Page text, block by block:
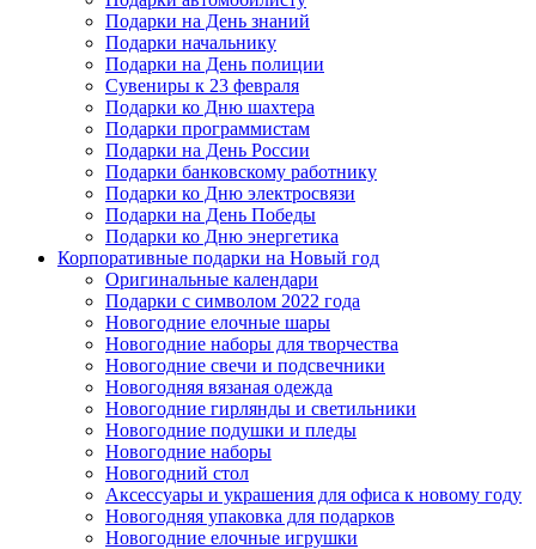
Подарки на День знаний
Подарки начальнику
Подарки на День полиции
Сувениры к 23 февраля
Подарки ко Дню шахтера
Подарки программистам
Подарки на День России
Подарки банковскому работнику
Подарки ко Дню электросвязи
Подарки на День Победы
Подарки ко Дню энергетика
Корпоративные подарки на Новый год
Оригинальные календари
Подарки с символом 2022 года
Новогодние елочные шары
Новогодние наборы для творчества
Новогодние свечи и подсвечники
Новогодняя вязаная одежда
Новогодние гирлянды и светильники
Новогодние подушки и пледы
Новогодние наборы
Новогодний стол
Аксессуары и украшения для офиса к новому году
Новогодняя упаковка для подарков
Новогодние елочные игрушки